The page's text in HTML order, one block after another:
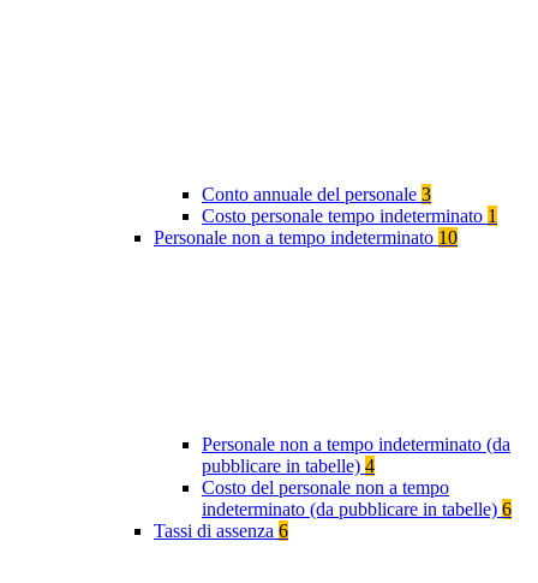
Conto annuale del personale 3
Costo personale tempo indeterminato 1
Personale non a tempo indeterminato 10
Personale non a tempo indeterminato (da
pubblicare in tabelle) 4
Costo del personale non a tempo
indeterminato (da pubblicare in tabelle) 6
Tassi di assenza 6